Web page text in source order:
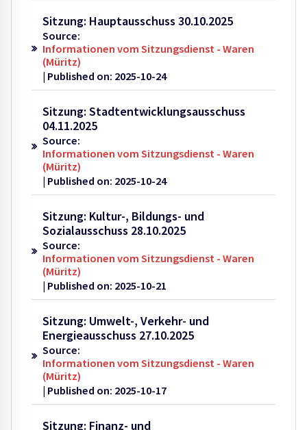
Sitzung: Hauptausschuss 30.10.2025
Source:
Informationen vom Sitzungsdienst - Waren
(Müritz)
Published on: 2025-10-24
Sitzung: Stadtentwicklungsausschuss
04.11.2025
Source:
Informationen vom Sitzungsdienst - Waren
(Müritz)
Published on: 2025-10-24
Sitzung: Kultur-, Bildungs- und
Sozialausschuss 28.10.2025
Source:
Informationen vom Sitzungsdienst - Waren
(Müritz)
Published on: 2025-10-21
Sitzung: Umwelt-, Verkehr- und
Energieausschuss 27.10.2025
Source:
Informationen vom Sitzungsdienst - Waren
(Müritz)
Published on: 2025-10-17
Sitzung: Finanz- und